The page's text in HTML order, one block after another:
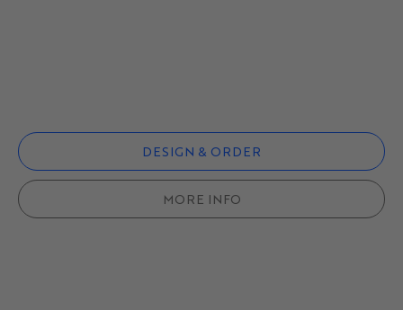
DESIGN & ORDER
MORE INFO